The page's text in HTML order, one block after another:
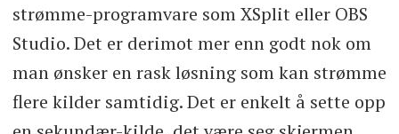
strømme-programvare som XSplit eller OBS
Studio. Det er derimot mer enn godt nok om
man ønsker en rask løsning som kan strømme
flere kilder samtidig. Det er enkelt å sette opp